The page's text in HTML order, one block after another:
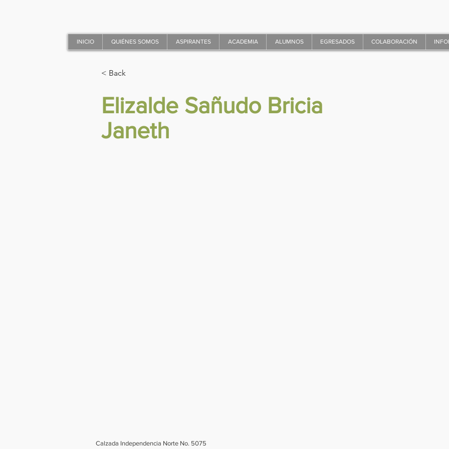
INICIO QUIÉNES SOMOS ASPIRANTES ACADEMIA ALUMNOS EGRESADOS COLABORACIÓN
< Back
Elizalde Sañudo Bricia
Janeth
Calzada Independencia Norte No. 5075